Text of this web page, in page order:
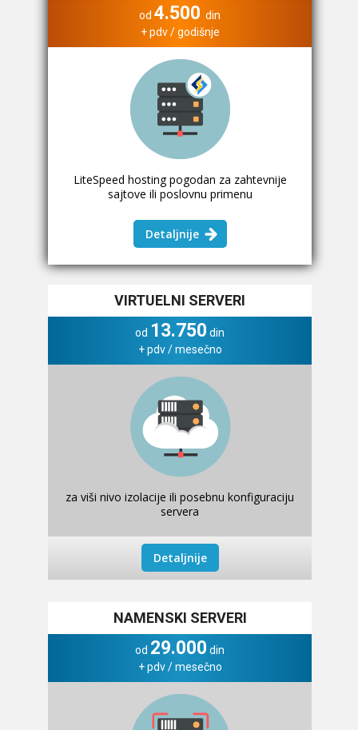
od 4.500 din
+ pdv / godišnje
LiteSpeed hosting pogodan za zahtevnije
sajtove ili poslovnu primenu
Detaljnije
VIRTUELNI SERVERI
od 13.750 din
+ pdv / mesečno
za viši nivo izolacije ili posebnu konfiguraciju
servera
Detaljnije
NAMENSKI SERVERI
od 29.000 din
+ pdv / mesečno